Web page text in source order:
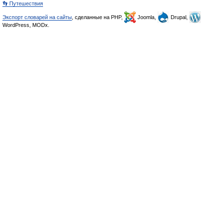
👣 Путешествия
Экспорт словарей на сайты , сделанные на PHP, Joomla,
Drupal,
WordPress, MODx.